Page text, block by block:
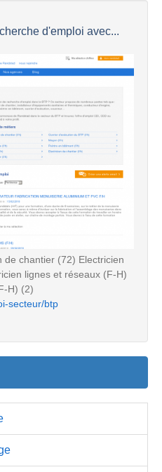
d'emploi avec...
de chantier (72) Electricien
lignes et réseaux (F-H)
H) (2)
secteur/btp